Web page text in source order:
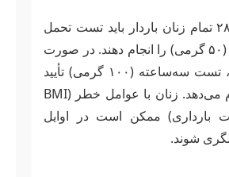
بین هفته ۲۴ تا ۲۸ تمام زنان باردار باید تست تحمل
گلوکز یک‌ساعته (۵۰ گرمی) را انجام دهند. در صورت
غیرطبیعی بودن، تست سه‌ساعته (۱۰۰ گرمی) تأیید
تشخیص را انجام می‌دهد. زنان با عوامل خطر (BMI
بارداری) ممکن است در اوایل
شوند.